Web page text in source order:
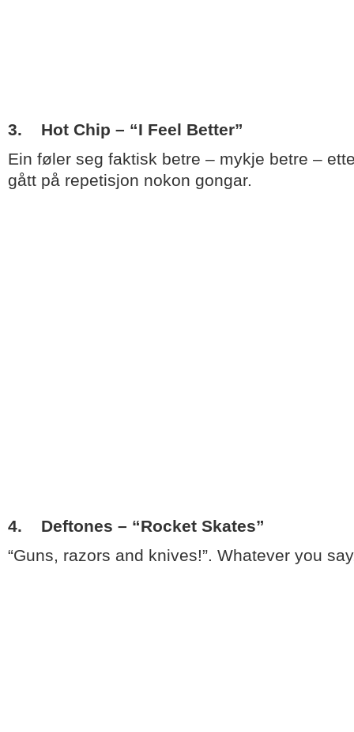
3. Hot Chip – “I Feel Better”
Ein føler seg faktisk betre – mykje betre –
gått på repetisjon nokon gongar.
4. Deftones – “Rocket Skates”
“Guns, razors and knives!”. Whatever you